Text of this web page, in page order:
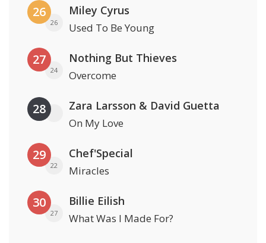
26
26
Miley Cyrus
Used To Be Young
27
24
Nothing But Thieves
Overcome
28 Zara Larsson & David Guetta
On My Love
29
22
Chef'Special
Miracles
30
27
Billie Eilish
What Was I Made For?